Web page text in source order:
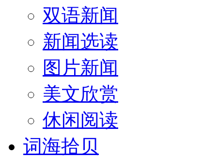
双语新闻
新闻选读
图片新闻
美文欣赏
休闲阅读
词海拾贝